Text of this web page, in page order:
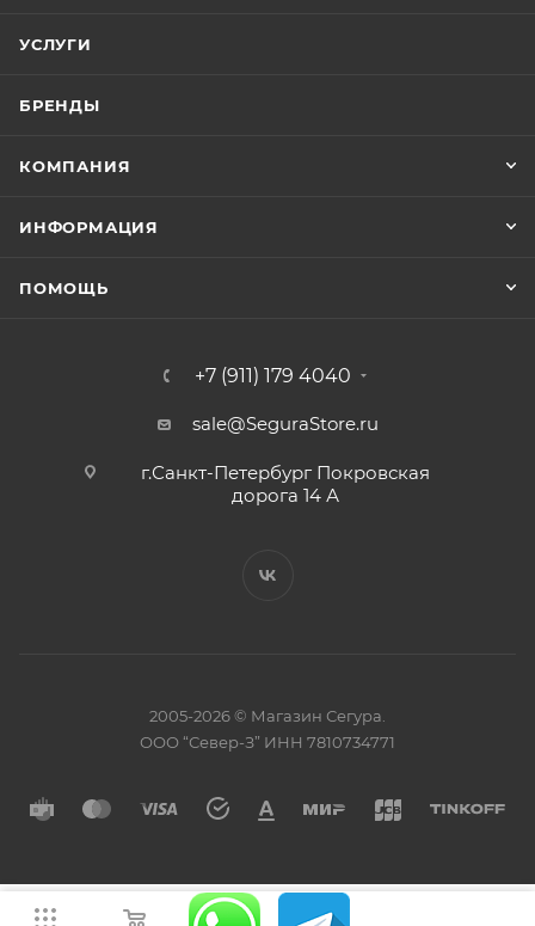
УСЛУГИ
БРЕНДЫ
КОМПАНИЯ
ИНФОРМАЦИЯ
ПОМОЩЬ
+7 (911) 179 4040
sale@SeguraStore.ru
г.Санкт-Петербург Покровская
дорога 14 А
2005-2026 © Магазин Сегура.
ООО “Север-З” ИНН 7810734771